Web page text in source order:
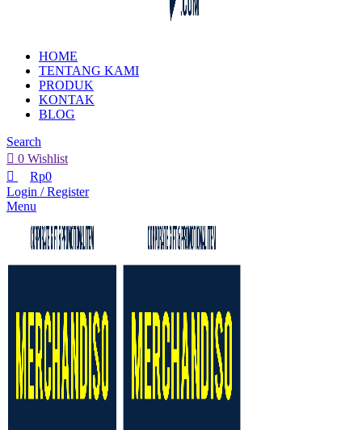
HOME
TENTANG KAMI
PRODUK
KONTAK
BLOG
Search
0 Wishlist
Rp0
Login / Register
Menu